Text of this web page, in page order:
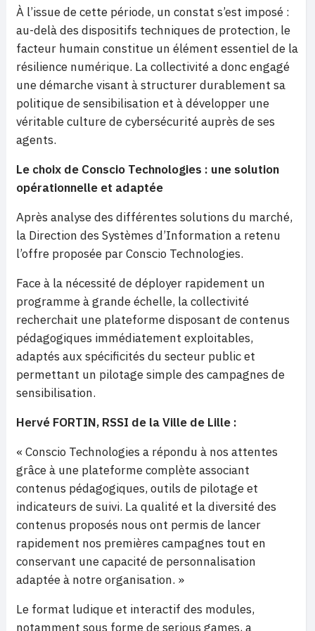
À l’issue de cette période, un constat s’est imposé :
au-delà des dispositifs techniques de protection, le
facteur humain constitue un élément essentiel de la
résilience numérique. La collectivité a donc engagé
une démarche visant à structurer durablement sa
politique de sensibilisation et à développer une
véritable culture de cybersécurité auprès de ses
agents.
Le choix de Conscio Technologies : une solution
opérationnelle et adaptée
Après analyse des différentes solutions du marché,
la Direction des Systèmes d’Information a retenu
l’offre proposée par Conscio Technologies.
Face à la nécessité de déployer rapidement un
programme à grande échelle, la collectivité
recherchait une plateforme disposant de contenus
pédagogiques immédiatement exploitables,
adaptés aux spécificités du secteur public et
permettant un pilotage simple des campagnes de
sensibilisation.
Hervé FORTIN, RSSI de la Ville de Lille :
« Conscio Technologies a répondu à nos attentes
grâce à une plateforme complète associant
contenus pédagogiques, outils de pilotage et
indicateurs de suivi. La qualité et la diversité des
contenus proposés nous ont permis de lancer
rapidement nos premières campagnes tout en
conservant une capacité de personnalisation
adaptée à notre organisation. »
Le format ludique et interactif des modules,
notamment sous forme de serious games, a